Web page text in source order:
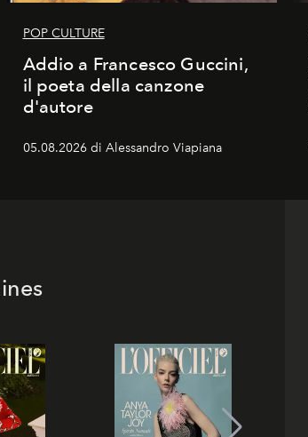
POP CULTURE
Addio a Francesco Guccini,
il poeta della canzone
d'autore
05.08.2026 di Alessandro Viapiana